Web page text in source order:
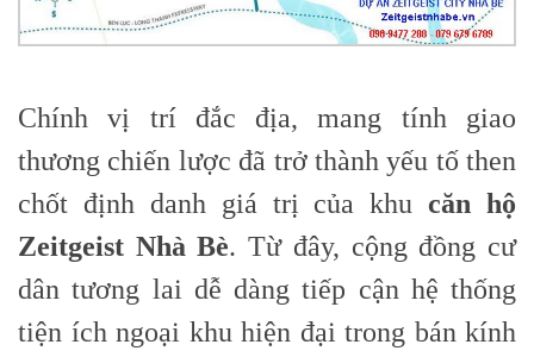
Chính vị trí đắc địa, mang tính giao
thương chiến lược đã trở thành yếu tố then
chốt định danh giá trị của khucăn hộ
Zeitgeist Nhà Bè. Từ đây, cộng đồng cư
dân tương lai dễ dàng tiếp cận hệ thống
tiện ích ngoại khu hiện đại trong bán kính